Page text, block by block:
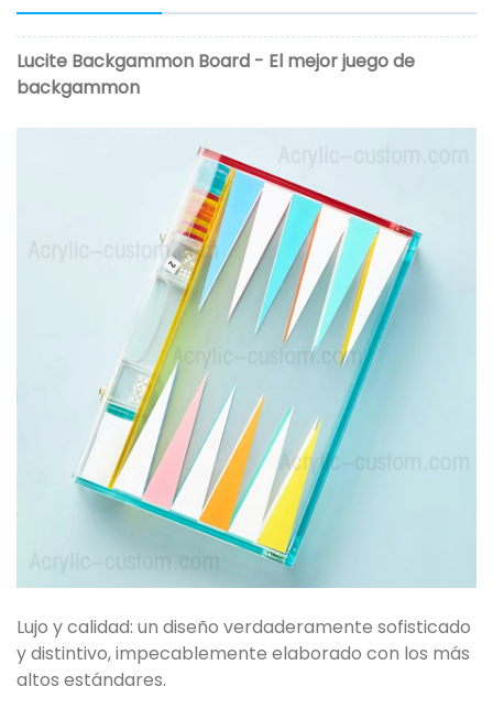
Lucite Backgammon Board - El mejor juego de
backgammon
Lujo y calidad: un diseño verdaderamente sofisticado
y distintivo, impecablemente elaborado con los más
altos estándares.